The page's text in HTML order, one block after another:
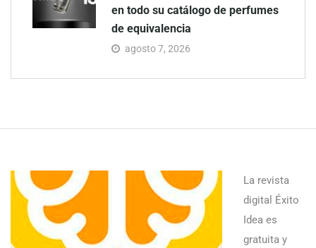
en todo su catálogo de perfumes
de equivalencia
agosto 7, 2026
La revista
digital Éxito
Idea es
gratuita y